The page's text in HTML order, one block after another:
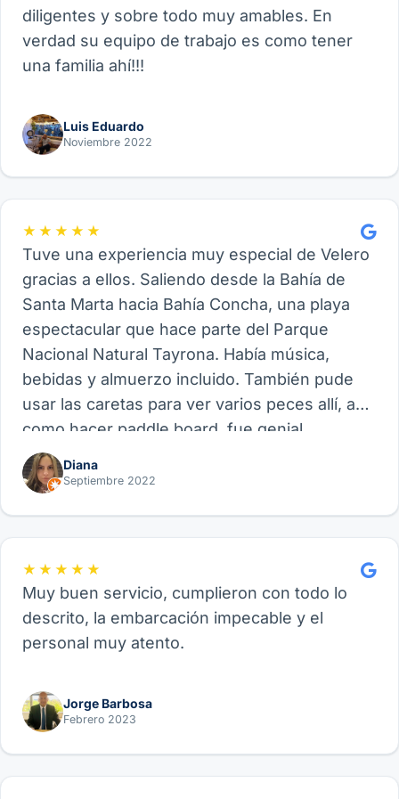
diligentes y sobre todo muy amables. En
verdad su equipo de trabajo es como tener
una familia ahí!!!
Luis Eduardo
Noviembre 2022
★★★★★
Tuve una experiencia muy especial de Velero
gracias a ellos. Saliendo desde la Bahía de
Santa Marta hacia Bahía Concha, una playa
espectacular que hace parte del Parque
Nacional Natural Tayrona. Había música,
bebidas y almuerzo incluido. También pude
usar las caretas para ver varios peces allí, así
como hacer paddle board, fue genial.
Recomiendo este proveedor y su experiencia
de Velero, funcional para amigos, parejas o
Diana
Septiembre 2022
★★★★★
Muy buen servicio, cumplieron con todo lo
descrito, la embarcación impecable y el
personal muy atento.
Jorge Barbosa
Febrero 2023